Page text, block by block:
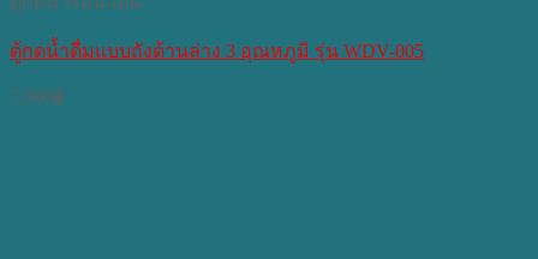
ตู้กดน้ำดื่มแบบถังด้านล่าง 3 อุณหภูมิ รุ่น WDV-005
7,900฿